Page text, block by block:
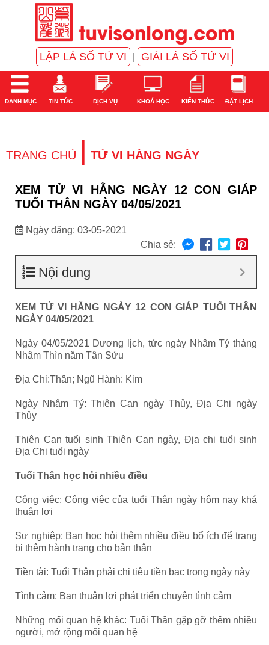
LẬP LÁ SỐ TỬ VI GIẢI LÁ SỐ TỬ VI
DANH MỤC TIN TỨC DỊCH VỤ KHOÁ HỌC KIẾN THỨC ĐẶT LỊCH
TRANG CHỦ | TỬ VI HÀNG NGÀY
XEM TỬ VI HẰNG NGÀY 12 CON GIÁP
TUỔI THÂN NGÀY 04/05/2021
Ngày đăng: 03-05-2021
Chia sẻ:
Nội dung
XEM TỬ VI HẰNG NGÀY 12 CON GIÁP TUỔI THÂN
NGÀY 04/05/2021
Ngày 04/05/2021 Dương lịch, tức ngày Nhâm Tý tháng
Nhâm Thìn năm Tân Sửu
Địa Chi:Thân; Ngũ Hành: Kim
Ngày Nhâm Tý: Thiên Can ngày Thủy, Địa Chi ngày
Thủy
Thiên Can tuổi sinh Thiên Can ngày, Địa chi tuổi sinh
Địa Chi tuổi ngày
Tuổi Thân học hỏi nhiều điều
Công việc: Công việc của tuổi Thân ngày hôm nay khá
thuận lợi
Sự nghiệp: Bạn học hỏi thêm nhiều điều bổ ích để trang
bị thêm hành trang cho bản thân
Tiền tài: Tuổi Thân phải chi tiêu tiền bạc trong ngày này
Tình cảm: Bạn thuận lợi phát triển chuyện tình cảm
Những mối quan hệ khác: Tuổi Thân gặp gỡ thêm nhiều
người, mở rộng mối quan hệ